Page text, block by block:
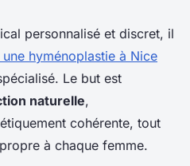
personnalisé et discret, il
hyménoplastie à Nice
Le but est
naturelle,
cohérente, tout
à chaque femme.